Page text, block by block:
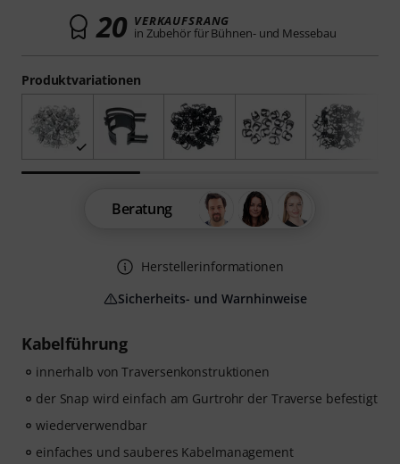
Kabelführung
innerhalb von Traversenkonstruktionen
der Snap wird einfach am Gurtrohr der Traverse befestigt
wiederverwendbar
einfaches und sauberes Kabelmanagement
Produktvariationen
20 VERKAUFSRANG
in Zubehör für Bühnen- und Messebau
Beratung
Herstellerinformationen
Sicherheits- und Warnhinweise